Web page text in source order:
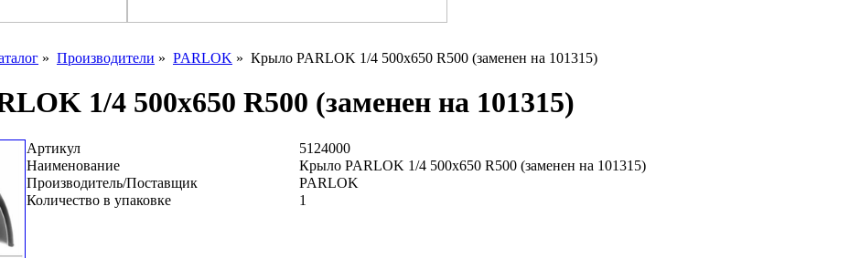
» Производители » PARLOK » Крыло PARLOK 1/4 500x650 R500 (заменен на 101315)
1/4 500x650 R500 (заменен на 101315)
Артикул
5124000
Наименование
Крыло PARLOK 1/4 500x650 R500 (заменен на 101315)
Производитель/Поставщик
PARLOK
Количество в упаковке
1